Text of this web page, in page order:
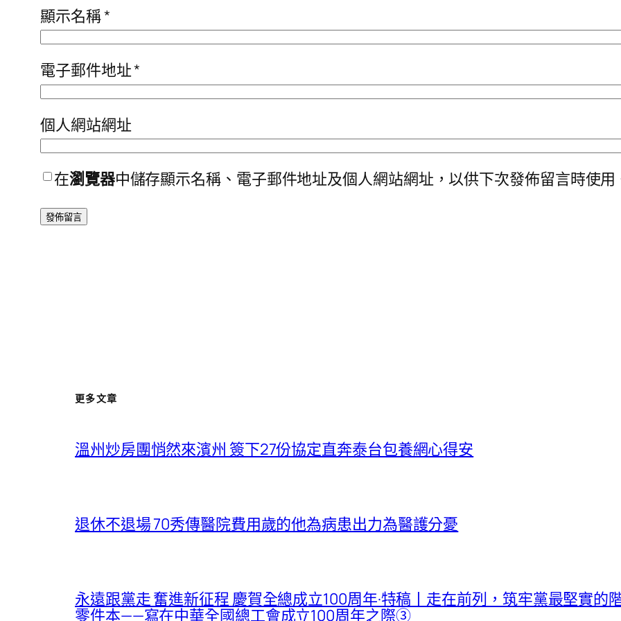
顯示名稱*
電子郵件地址*
個人網站網址
在瀏覽器中儲存顯示名稱、電子郵件地址及個人網站網址，以供下次發佈留言時使用
更多文章
溫州炒房團悄然來濱州 簽下27份協定直奔泰台包養網心得安
退休不退場 70秀傳醫院費用歲的他為病患出力為醫護分憂
永遠跟黨走 奮進新征程 慶賀全總成立100周年·特稿丨走在前列，筑牢黨最堅實的
零件本——寫在中華全國總工會成立100周年之際③